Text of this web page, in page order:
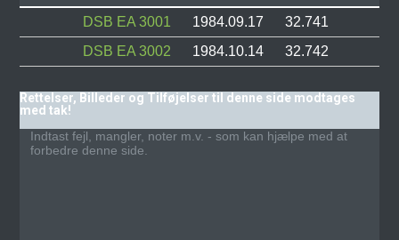
DSB EA 3001
1984.09.17
32.741
DSB EA 3002
1984.10.14 32.742
Rettelser, Billeder og Tilføjelser til denne side modtages
med tak!